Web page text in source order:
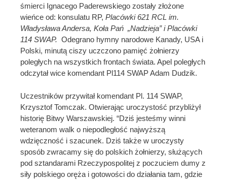
śmierci Ignacego Paderewskiego zostały złożone
wieńce od: konsulatu RP, Placówki 621 RCL im.
Władysława Andersa, Koła Pań „Nadzieja” i Placówki
114 SWAP. Odegrano hymny narodowe Kanady, USA i
Polski, minutą ciszy uczczono pamięć żołnierzy
poległych na wszystkich frontach świata. Apel poległych
odczytał wice komendant Pl114 SWAP Adam Dudzik.
Uczestników przywitał komendant Pl. 114 SWAP,
Krzysztof Tomczak. Otwierając uroczystość przybliżył
historię Bitwy Warszawskiej. “Dziś jesteśmy winni
weteranom walk o niepodległość najwyższą
wdzięczność i szacunek. Dziś także w uroczysty
sposób zwracamy się do polskich żołnierzy, służących
pod sztandarami Rzeczypospolitej z poczuciem dumy z
siły polskiego oręża i gotowości do działania tam, gdzie